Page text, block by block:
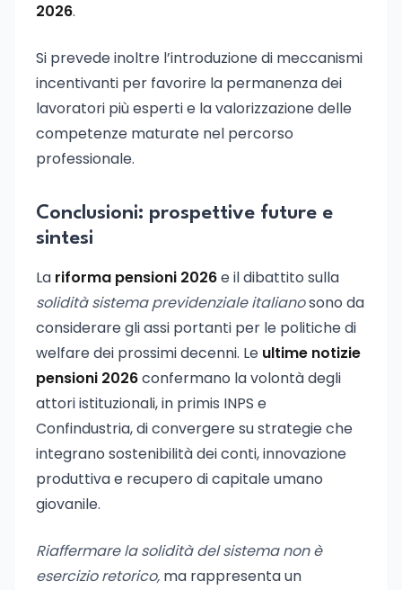
2026.
Si prevede inoltre l’introduzione di meccanismi
incentivanti per favorire la permanenza dei
lavoratori più esperti e la valorizzazione delle
competenze maturate nel percorso
professionale.
Conclusioni: prospettive future e
sintesi
La riforma pensioni 2026e il dibattito sulla
solidità sistema previdenziale italianosono da
considerare gli assi portanti per le politiche di
welfare dei prossimi decenni. Le ultime notizie
pensioni 2026confermano la volontà degli
attori istituzionali, in primis INPS e
Confindustria, di convergere su strategie che
integrano sostenibilità dei conti, innovazione
produttiva e recupero di capitale umano
giovanile.
Riaffermare la solidità del sistema non è
esercizio retorico, ma rappresenta un